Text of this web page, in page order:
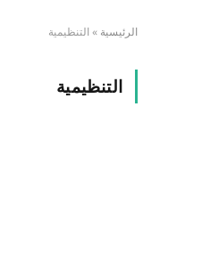
الرئيسية » التنظيمية
التنظيمية